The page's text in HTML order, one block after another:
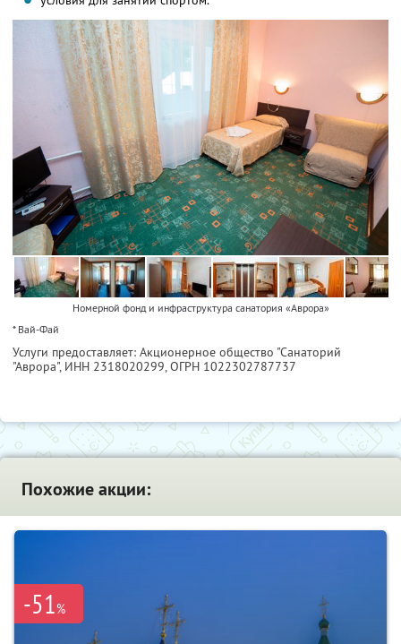
Номерной фонд и инфраструктура санатория «Аврора»
* Вай-Фай
Услуги предоставляет: Акционерное общество "Санаторий
"Аврора", ИНН 2318020299, ОГРН 1022302787737
Похожие акции:
-51%